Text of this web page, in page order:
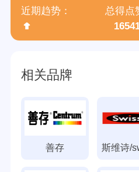
得票数
归属集团
近期趋势：
总得点
相关品牌
善存 斯维诗/